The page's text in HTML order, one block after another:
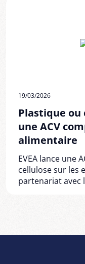
19/03/2026
Plastique ou
une ACV
alimentaire
EVEA lance une
cellulose sur les
partenariat avec